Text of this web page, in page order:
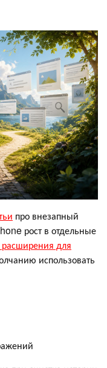
про внезапный
рост в отдельные
для
использовать